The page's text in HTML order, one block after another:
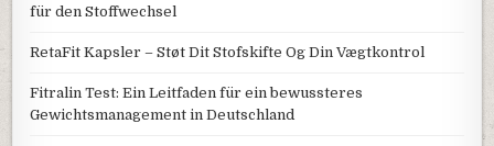
für den Stoffwechsel
RetaFit Kapsler – Støt Dit Stofskifte Og Din Vægtkontrol
Fitralin Test: Ein Leitfaden für ein bewussteres
Gewichtsmanagement in Deutschland